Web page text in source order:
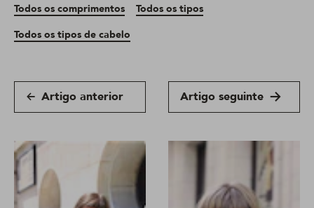
Todos os comprimentos
Todos os tipos
Todos os tipos de cabelo
Artigo anterior Artigo seguinte